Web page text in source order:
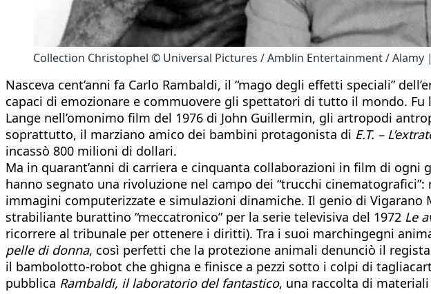
Collection Christophel © Universal Pictures / Amblin Entertainment / Alamy
Nasceva cent’anni fa Carlo Rambaldi, il “mago degli effetti speciali”
capaci di emozionare e commuovere gli spettatori di tutto il mondo.
Lange nell’omonimo film del 1976 di John Guillermin, gli artropodi
soprattutto, il marziano amico dei bambini protagonista di E.T. –
incassò 800 milioni di dollari.
Ma in quarant’anni di carriera e cinquanta collaborazioni in film di ogni
hanno segnato una rivoluzione nel campo dei “trucchi
immagini computerizzate e simulazioni dinamiche. Il genio di Vigarano
strabiliante burattino “meccatronico” per la serie televisiva del 1972 Le
ricorrere al tribunale per ottenere i diritti). Tra i suoi marchingegni
pelle di donna, così perfetti che la protezione animali denunciò il
il bambolotto-robot che ghigna e finisce a pezzi sotto i colpi di
pubblica Rambaldi, il laboratorio del fantastico, una raccolta di